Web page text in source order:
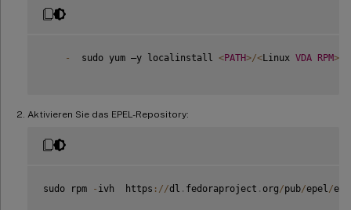
-
  sudo yum –y localinstall
<PATH>/<Linux VDA RPM>
Aktivieren Sie das EPEL-Repository:
sudo rpm - ivh  https : //dl . fedoraproject . org/pub/epel /